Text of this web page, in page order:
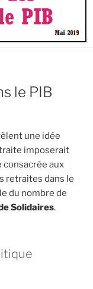
le PIB
une idée
imposerait
aux
retraites dans le
du nombre de
Solidaires.